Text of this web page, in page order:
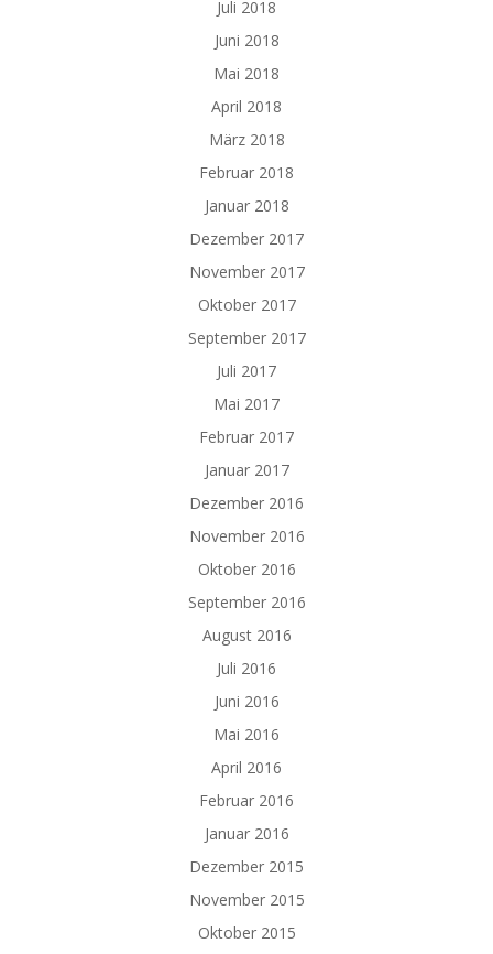
Juli 2018
Juni 2018
Mai 2018
April 2018
März 2018
Februar 2018
Januar 2018
Dezember 2017
November 2017
Oktober 2017
September 2017
Juli 2017
Mai 2017
Februar 2017
Januar 2017
Dezember 2016
November 2016
Oktober 2016
September 2016
August 2016
Juli 2016
Juni 2016
Mai 2016
April 2016
Februar 2016
Januar 2016
Dezember 2015
November 2015
Oktober 2015